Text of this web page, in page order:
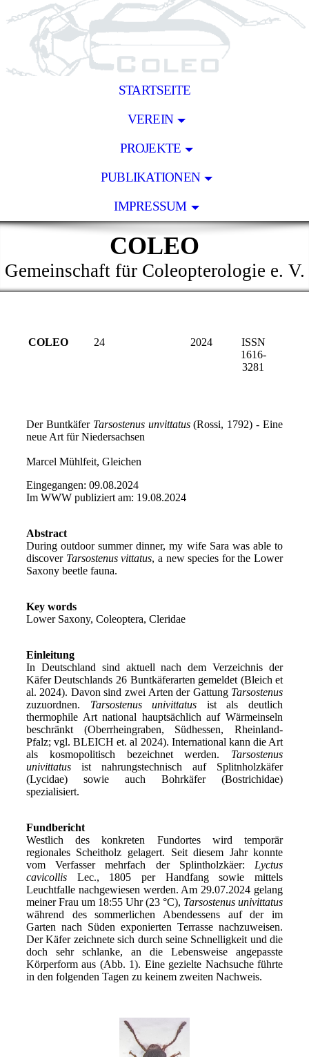
STARTSEITE
VEREIN
PROJEKTE
PUBLIKATIONEN
IMPRESSUM
COLEO
Gemeinschaft für Coleopterologie e. V.
COLEO 24 2024
ISSN
1616-
3281
Der Buntkäfer Tarsostenus unvittatus(Rossi, 1792) - Eine
neue Art für Niedersachsen
Marcel Mühlfeit, Gleichen
Eingegangen: 09.08.2024
Im WWW publiziert am: 19.08.2024
Abstract
During outdoor summer dinner, my wife Sara was able to
discover Tarsostenus vittatus, a new species for the Lower
Saxony beetle fauna.
Key words
Lower Saxony, Coleoptera, Cleridae
Einleitung
In Deutschland sind aktuell nach dem Verzeichnis der
Käfer Deutschlands 26 Buntkäferarten gemeldet (Bleich et
al. 2024). Davon sind zwei Arten der Gattung Tarsostenus
zuzuordnen. Tarsostenus univittatus ist als deutlich
thermophile Art national hauptsächlich auf Wärmeinseln
beschränkt (Oberrheingraben, Südhessen, Rheinland-
Pfalz; vgl. BLEICH et. al 2024). International kann die Art
als kosmopolitisch bezeichnet werden. Tarsostenus
univittatusist nahrungstechnisch auf Splitnholzkäfer
(Lycidae) sowie auch Bohrkäfer (Bostrichidae)
spezialisiert.
Fundbericht
Westlich des konkreten Fundortes wird temporär
regionales Scheitholz gelagert. Seit diesem Jahr konnte
vom Verfasser mehrfach der Splintholzkäer: Lyctus
cavicollis Lec., 1805 per Handfang sowie mittels
Leuchtfalle nachgewiesen werden. Am 29.07.2024 gelang
meiner Frau um 18:55 Uhr (23 °C), Tarsostenus univittatus
während des sommerlichen Abendessens auf der im
Garten nach Süden exponierten Terrasse nachzuweisen.
Der Käfer zeichnete sich durch seine Schnelligkeit und die
doch sehr schlanke, an die Lebensweise angepasste
Körperform aus (Abb. 1). Eine gezielte Nachsuche führte
in den folgenden Tagen zu keinem zweiten Nachweis.